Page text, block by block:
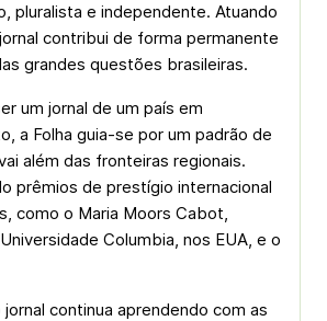
pluralista e independente. Atuando
contribui de forma permanente
grandes questões brasileiras.
um jornal de um país em
a Folha guia-se por um padrão de
além das fronteiras regionais.
prêmios de prestígio internacional
como o Maria Moors Cabot,
Columbia, nos EUA, e o
continua aprendendo com as